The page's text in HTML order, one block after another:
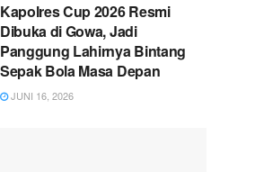
Kapolres Cup 2026 Resmi
Dibuka di Gowa, Jadi
Panggung Lahirnya Bintang
Sepak Bola Masa Depan
JUNI 16, 2026